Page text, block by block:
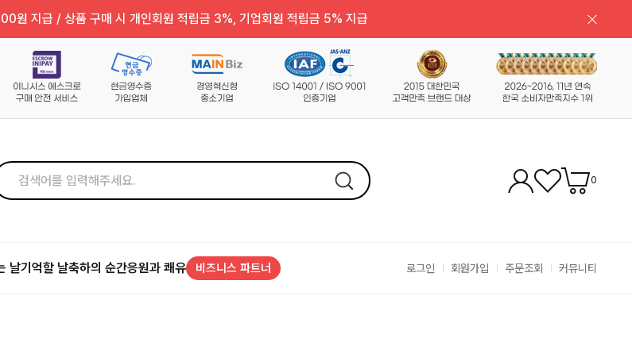
원 지급 / 상품 구매 시 개인회원 적립금 3%, 기업회원 적립금 5% 지급
0
날기억할 날축하의 순간응원과 쾌유 비즈니스 파트너 로그인 회원가입 주문조회 커뮤니티